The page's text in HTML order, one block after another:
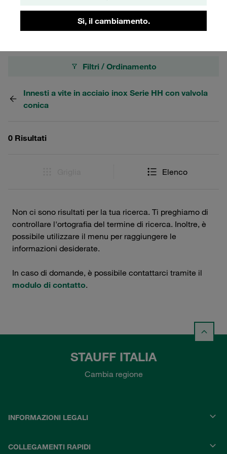
Sì, il cambiamento.
le vostre esigenze di innesti rapidi.
Filtri / Ordinamento
Innesti a vite in acciaio inox Serie HH con valvola
conica
0 Risultati
Elenco
Non ci sono risultati per la tua ricerca. Ti preghiamo di
controllare l'ortografia del termine di ricerca. Inoltre, è
possibile utilizzare il menu per raggiungere le
informazioni desiderate.
In caso di domande, è possibile contattarci tramite il
modulo di contatto.
STAUFF ITALIA
Cambia regione
INFORMAZIONI LEGALI
COLLEGAMENTI RAPIDI